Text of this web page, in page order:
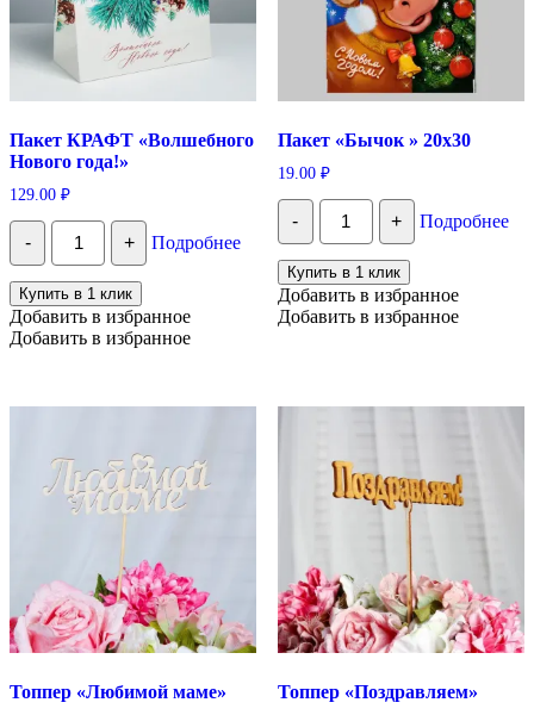
Пакет КРАФТ «Волшебного
Нового года!»
129.00 ₽
-
Количество
Пакет
КРАФТ
«Волшебного
Нового
года!»
+ Подробнее
Купить в 1 клик
Добавить в избранное
Добавить в избранное
Пакет «Бычок » 20х30
19.00 ₽
-
Количество
Пакет
"Бычок
"
20х30
+ Подробнее
Купить в 1 клик
Добавить в избранное
Добавить в избранное
Топпер «Любимой маме» Топпер «Поздравляем»